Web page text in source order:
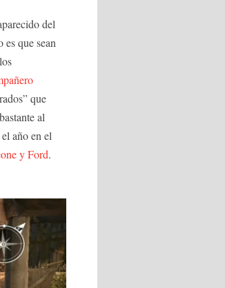
del
que sean
que
al
el año en el
y Ford.